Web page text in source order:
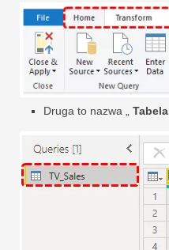
Druga to nazwa „ Tabela